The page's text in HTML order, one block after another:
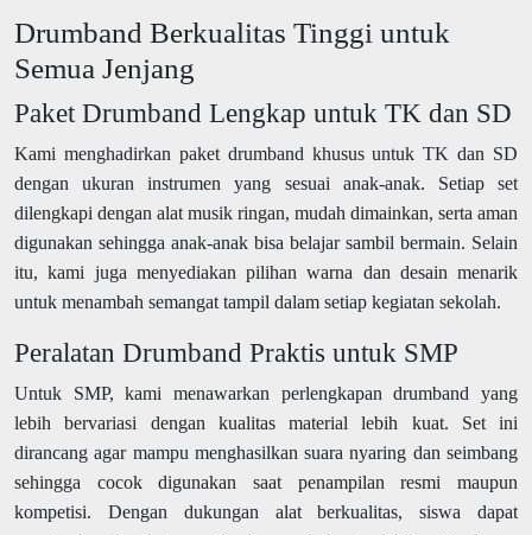
Drumband Berkualitas Tinggi untuk
Semua Jenjang
Paket Drumband Lengkap untuk TK dan SD
Kami menghadirkan paket drumband khusus untuk TK dan SD
dengan ukuran instrumen yang sesuai anak-anak. Setiap set
dilengkapi dengan alat musik ringan, mudah dimainkan, serta aman
digunakan sehingga anak-anak bisa belajar sambil bermain. Selain
itu, kami juga menyediakan pilihan warna dan desain menarik
untuk menambah semangat tampil dalam setiap kegiatan sekolah.
Peralatan Drumband Praktis untuk SMP
Untuk SMP, kami menawarkan perlengkapan drumband yang
lebih bervariasi dengan kualitas material lebih kuat. Set ini
dirancang agar mampu menghasilkan suara nyaring dan seimbang
sehingga cocok digunakan saat penampilan resmi maupun
kompetisi. Dengan dukungan alat berkualitas, siswa dapat